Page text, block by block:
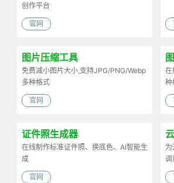
创作平台
官网
图片压缩工具
免费减小图片大小,支持JPG/PNG/Webp
多种格式
官网
在
种
证件照生成器
在线制作标准证件照、换底色、AI智能生
成
官网
调